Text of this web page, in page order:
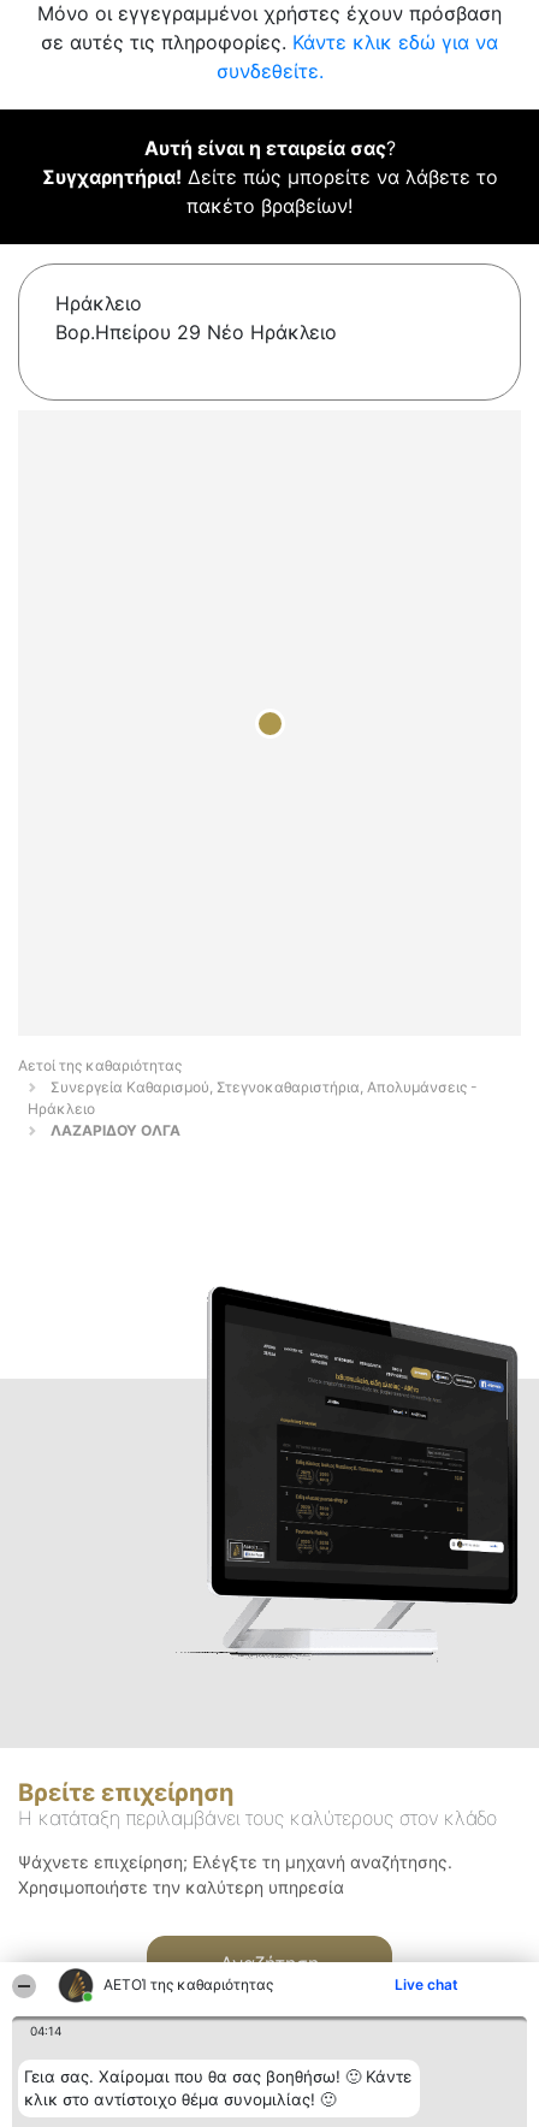
ΑΕΤΟΊ της καθαριότητας Live chat
04:14
Γεια σας. Χαίρομαι που θα σας βοηθήσω! 🙂 Κάντε
κλικ στο αντίστοιχο θέμα συνομιλίας! 🙂
Μόνο οι εγγεγραμμένοι χρήστες έχουν πρόσβαση
σε αυτές τις πληροφορίες. Κάντε κλικ εδώ για να
συνδεθείτε.
Αυτή είναι η εταιρεία σας?
Συγχαρητήρια! Δείτε πώς μπορείτε να λάβετε το
πακέτο βραβείων!
Ηράκλειο
Βορ.Ηπείρου 29 Νέο Ηράκλειο
Αετοί της καθαριότητας
Συνεργεία Καθαρισμού, Στεγνοκαθαριστήρια, Απολυμάνσεις -
Ηράκλειο
ΛΑΖΑΡΙΔΟΥ ΟΛΓΑ
Βρείτε επιχείρηση
Η κατάταξη περιλαμβάνει τους καλύτερους στον κλάδο
Ψάχνετε επιχείρηση; Ελέγξτε τη μηχανή αναζήτησης.
Χρησιμοποιήστε την καλύτερη υπηρεσία
Αναζήτηση